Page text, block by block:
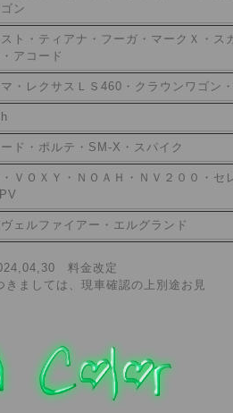
ン
ト・ティアナ・フーガ・マークＸ・ス
アコード
・レクサスＬＳ460・クラウンワゴン
ド・ポルテ・SM-X・スパイク
ＶＯＸＹ・ＮＯＡＨ・ＮＶ２００・セ
ェルファイアー・エルグランド
料金改定
きましては、現車確認の上別途お見